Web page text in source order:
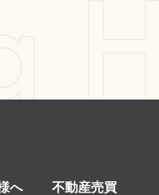
へ 不動産売買